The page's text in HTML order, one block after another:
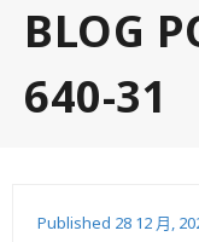
BLOG
640-31
Published 28 12 月,